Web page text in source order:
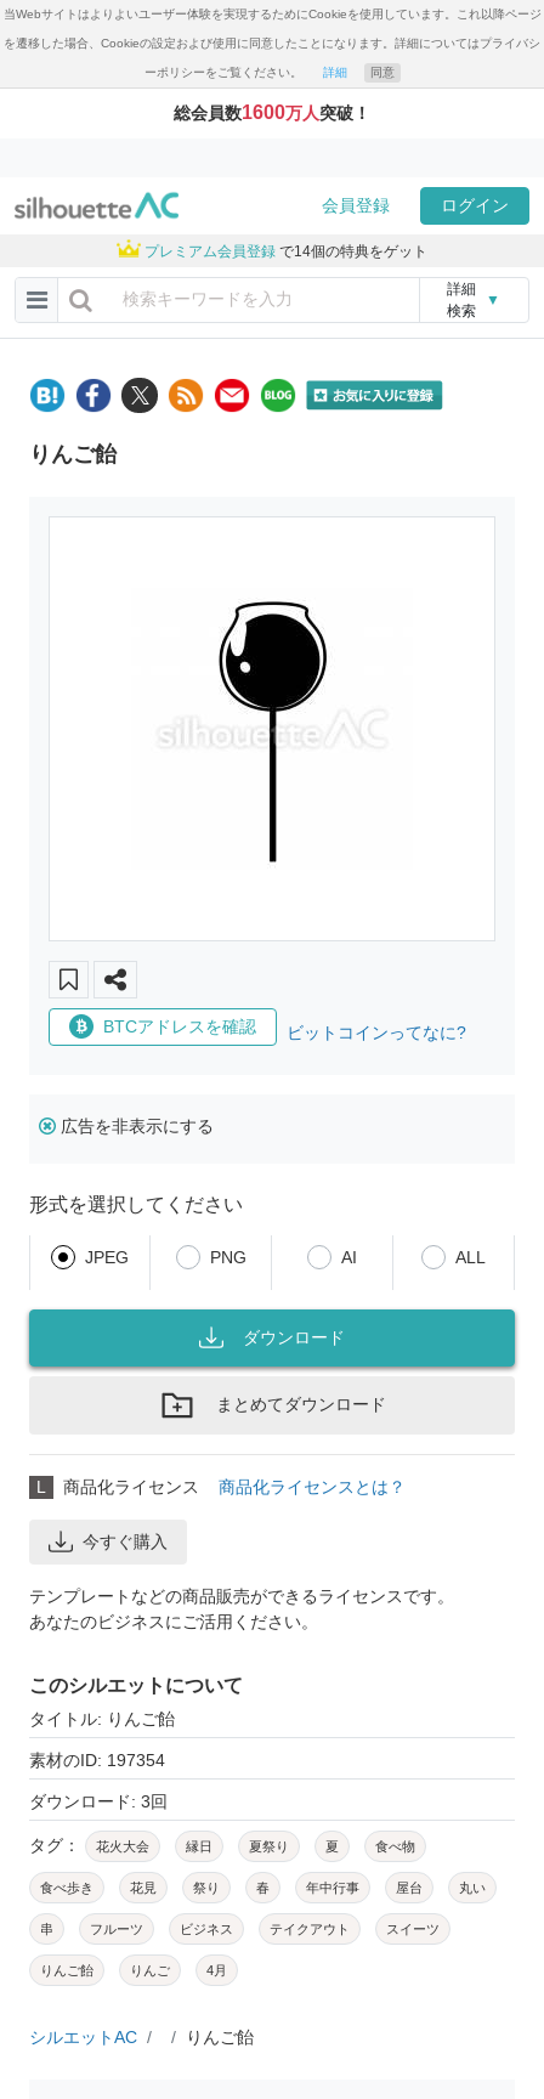
当Webサイトはよりよいユーザー体験を実現するためにCookieを使用しています。これ以降ページ
を遷移した場合、Cookieの設定および使用に同意したことになります。詳細についてはプライバシ
ーポリシーをご覧ください。 詳細 同意
総会員数1600万人突破！
会員登録 ログイン
プレミアム会員登録 で14個の特典をゲット
詳細
検索
▼
りんご飴
BTCアドレスを確認 ビットコインってなに?
広告を非表示にする
形式を選択してください
JPEG PNG AI ALL
ダウンロード
まとめてダウンロード
L 商品化ライセンス 商品化ライセンスとは？
今すぐ購入
テンプレートなどの商品販売ができるライセンスです。
あなたのビジネスにご活用ください。
このシルエットについて
タイトル: りんご飴
素材のID: 197354
ダウンロード: 3回
タグ： 花火大会 縁日 夏祭り 夏 食べ物
食べ歩き 花見 祭り 春 年中行事 屋台 丸い
串 フルーツ ビジネス テイクアウト スイーツ
りんご飴 りんご 4月
シルエットAC りんご飴